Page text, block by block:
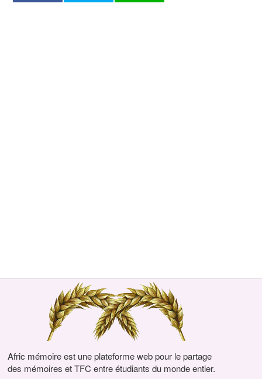
Facebook
Afric mémoire est une plateforme web pour le partage
des mémoires et TFC entre étudiants du monde entier.